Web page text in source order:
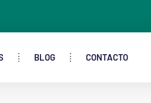
BLOG CONTACTO